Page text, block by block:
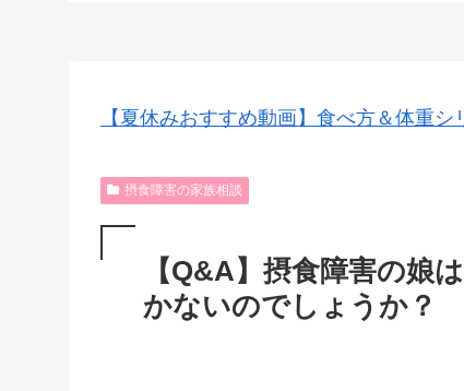
【夏休みおすすめ動画】食べ方＆体重シ
摂食障害の家族相談
【Q&A】摂食障害の娘
かないのでしょうか？